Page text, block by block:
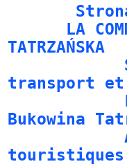
LA
TATRZAŃSKA
transport
Bukowina
touristiques